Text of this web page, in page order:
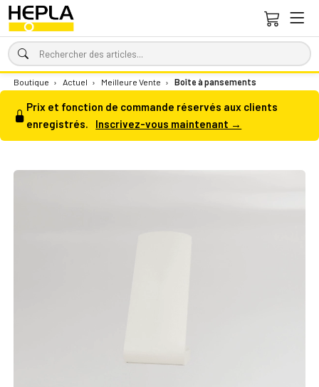
Boutique › Actuel › Meilleure Vente › Boîte à pansements
Prix et fonction de commande réservés aux clients
enregistrés.
Inscrivez-vous maintenant →